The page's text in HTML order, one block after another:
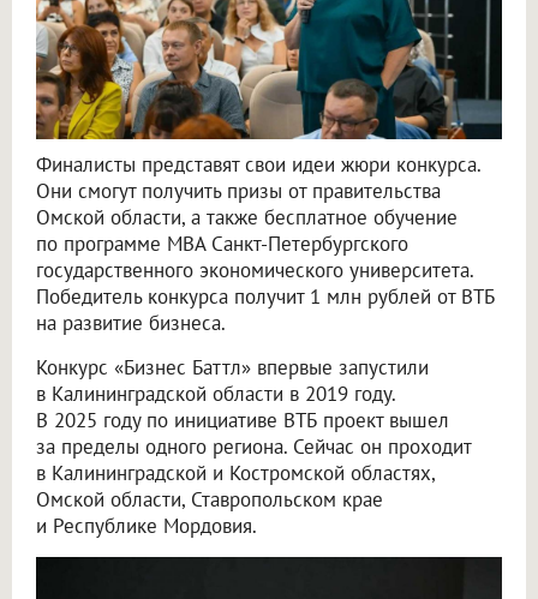
Финалисты представят свои идеи жюри конкурса.
Они смогут получить призы от правительства
Омской области, а также бесплатное обучение
по программе MBA Санкт-Петербургского
государственного экономического университета.
Победитель конкурса получит 1 млн рублей от ВТБ
на развитие бизнеса.
Конкурс «Бизнес Баттл» впервые запустили
в Калининградской области в 2019 году.
В 2025 году по инициативе ВТБ проект вышел
за пределы одного региона. Сейчас он проходит
в Калининградской и Костромской областях,
Омской области, Ставропольском крае
и Республике Мордовия.